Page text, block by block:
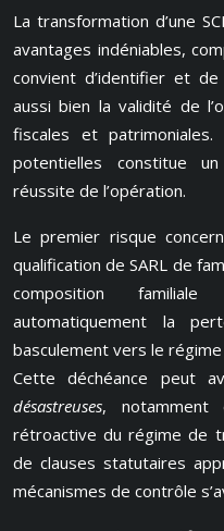
La transformation d’une
avantages indéniables,
convient d’identifier et
aussi bien la validité de
fiscales et patrimoniales.
potentielles constitue
réussite de l’opération.
Le premier risque
qualification de SARL de
composition
automatiquement la
basculement vers le
Cette déchéance peut
désastreuses,
rétroactive du régime de
de clauses statutaires
mécanismes de contrôle